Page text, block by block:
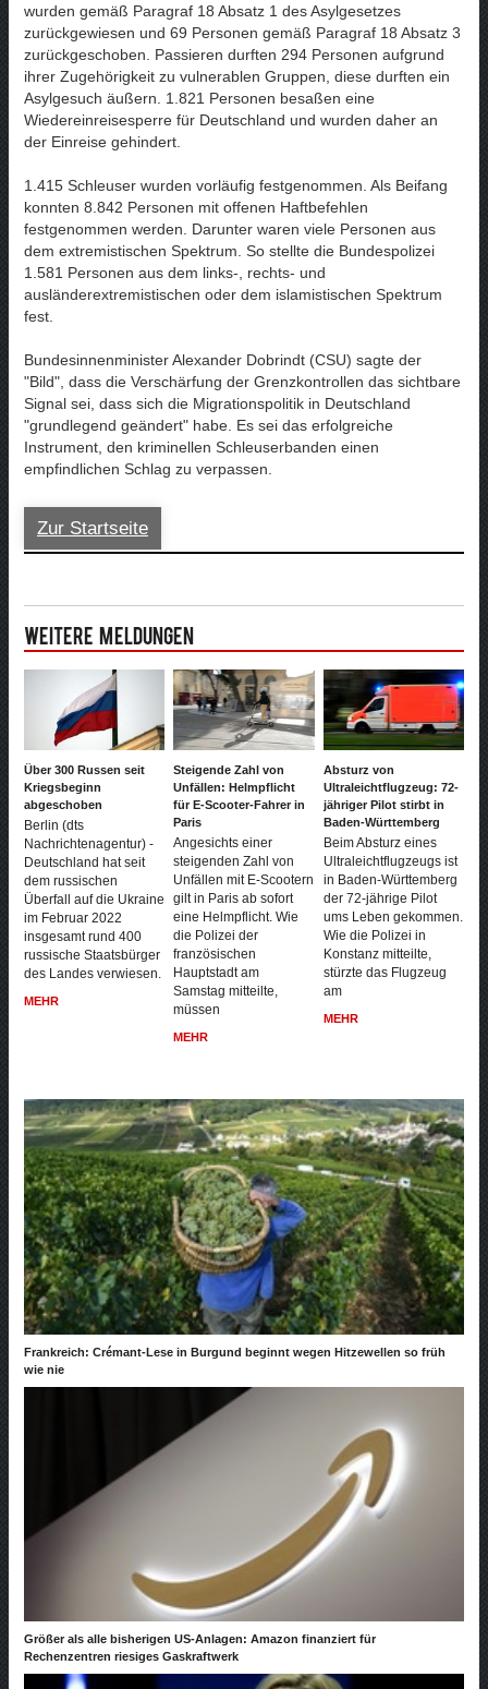
wurden gemäß Paragraf 18 Absatz 1 des Asylgesetzes
zurückgewiesen und 69 Personen gemäß Paragraf 18 Absatz 3
zurückgeschoben. Passieren durften 294 Personen aufgrund
ihrer Zugehörigkeit zu vulnerablen Gruppen, diese durften ein
Asylgesuch äußern. 1.821 Personen besaßen eine
Wiedereinreisesperre für Deutschland und wurden daher an
der Einreise gehindert.
1.415 Schleuser wurden vorläufig festgenommen. Als Beifang
konnten 8.842 Personen mit offenen Haftbefehlen
festgenommen werden. Darunter waren viele Personen aus
dem extremistischen Spektrum. So stellte die Bundespolizei
1.581 Personen aus dem links-, rechts- und
ausländerextremistischen oder dem islamistischen Spektrum
fest.
Bundesinnenminister Alexander Dobrindt (CSU) sagte der
"Bild", dass die Verschärfung der Grenzkontrollen das sichtbare
Signal sei, dass sich die Migrationspolitik in Deutschland
"grundlegend geändert" habe. Es sei das erfolgreiche
Instrument, den kriminellen Schleuserbanden einen
empfindlichen Schlag zu verpassen.
Zur Startseite
Weitere Meldungen
Über 300 Russen seit
Kriegsbeginn
abgeschoben
Berlin (dts
Nachrichtenagentur) -
Deutschland hat seit
dem russischen
Überfall auf die Ukraine
im Februar 2022
insgesamt rund 400
russische Staatsbürger
des Landes verwiesen.
MEHR
Steigende Zahl von
Unfällen: Helmpflicht
für E-Scooter-Fahrer in
Paris
Angesichts einer
steigenden Zahl von
Unfällen mit E-Scootern
gilt in Paris ab sofort
eine Helmpflicht. Wie
die Polizei der
französischen
Hauptstadt am
Samstag mitteilte,
müssen
MEHR
Absturz von
Ultraleichtflugzeug: 72-
jähriger Pilot stirbt in
Baden-Württemberg
Beim Absturz eines
Ultraleichtflugzeugs ist
in Baden-Württemberg
der 72-jährige Pilot
ums Leben gekommen.
Wie die Polizei in
Konstanz mitteilte,
stürzte das Flugzeug
am
MEHR
Frankreich: Crémant-Lese in Burgund beginnt wegen Hitzewellen so früh
wie nie
Größer als alle bisherigen US-Anlagen: Amazon finanziert für
Rechenzentren riesiges Gaskraftwerk